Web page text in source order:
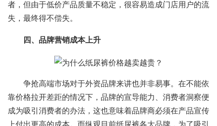
者，但由于低价产品质量不稳定，很容易造成门店用户的流
失，最终得不偿失。
四、品牌营销成本上升
争抢高端市场对于外资品牌来讲也并非易事。在不能依
靠价格拉开差距的情况下，品牌的宣导能力、消费者洞察便
成为吸引消费者的办法，这也意味着品牌商必须在产品宣传
上付出更高的成本。而纵观目前纸尿裤各大品牌，为了吸引